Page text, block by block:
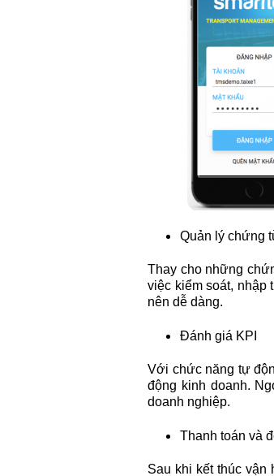
Quản lý chứng
Thay cho những
việc kiểm soát, nhập
nên dễ dàng.
Đánh giá KPI
Với chức năng tự
động kinh doanh.
doanh nghiệp.
Thanh toán và
Sau khi kết thúc vận